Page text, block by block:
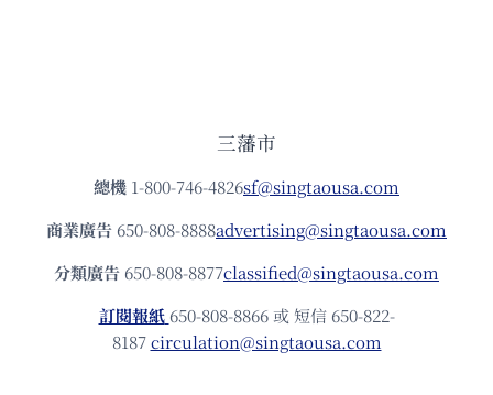
三藩市
總機 1-800-746-4826sf@singtaousa.com
商業廣告 650-808-8888advertising@singtaousa.com
分類廣告 650-808-8877classified@singtaousa.com
訂閱報紙 650-808-8866 或 短信 650-822-
8187circulation@singtaousa.com